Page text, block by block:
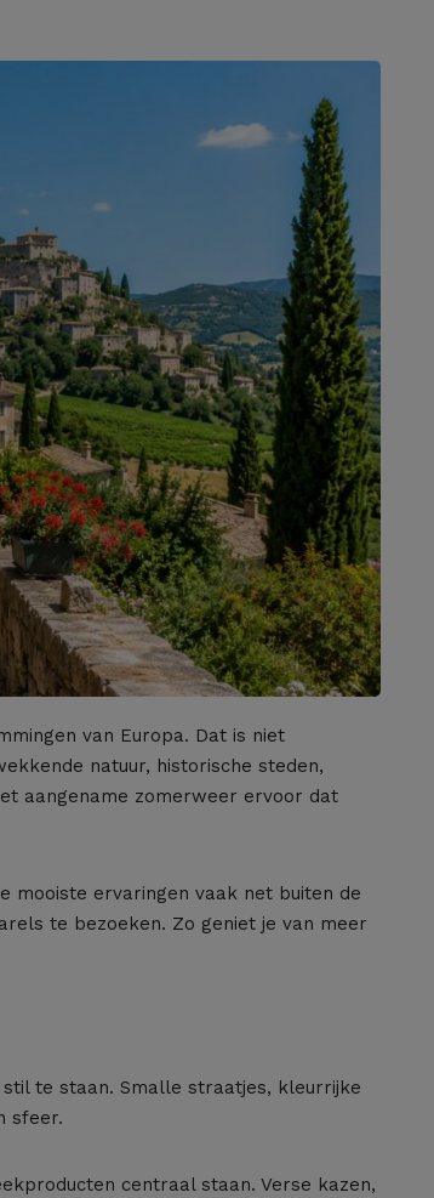
van Europa. Dat is niet
natuur, historische steden,
aangename zomerweer ervoor dat
mooiste ervaringen vaak net buiten de
te bezoeken. Zo geniet je van meer
te staan. Smalle straatjes, kleurrijke
sfeer.
centraal staan. Verse kazen,